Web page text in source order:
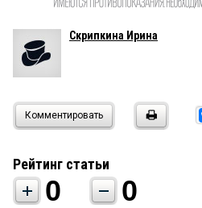
Скрипкина Ирина
Комментировать
Рейтинг статьи
0 0